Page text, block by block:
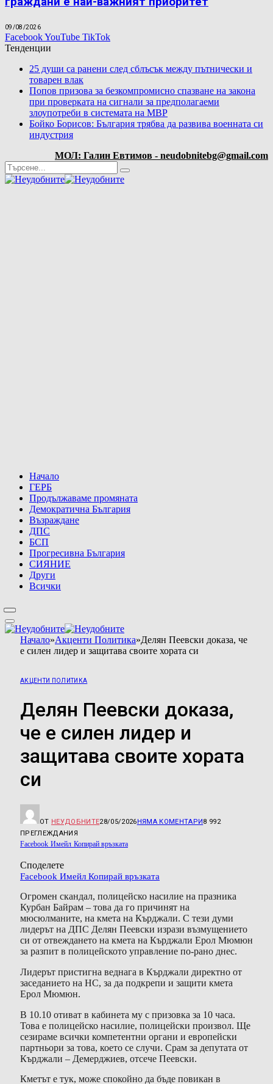
09/08/2026
FacebookYouTube TikTok
Тенденции
25 души са ранени след сблъсък между пътнически и
товарен влак
Попов призова за безкомпромисно спазване на закона
при проверката на сигнали за предполагаеми
злоупотреби в системата на МВР
Бойко Борисов: България трябва да развива военната си
индустрия
МОЛ: Галин Евтимов - neudobnitebg@gmail.com
Начало
ГЕРБ
Продължаваме промяната
Демократична България
Възраждане
ДПС
БСП
Прогресивна България
СИЯНИЕ
Други
Всички
Начало»Акценти Политика»Делян Пеевски доказа, че
е силен лидер и защитава своите хората си
АКЦЕНТИ ПОЛИТИКА
Делян Пеевски доказа,
че е силен лидер и
защитава своите хората
си
ОТ НЕУДОБНИТЕ28/05/2026НЯМА КОМЕНТАРИ8 992
ПРЕГЛЕЖДАНИЯ
Facebook Имейл Копирай връзката
Споделете
Facebook Имейл Копирай връзката
Огромен скандал, полицейско насилие на празника
Курбан Байрам – това да го причинят на
мюсюлманите, на кмета на Кърджали. С тези думи
лидерът на ДПС Делян Пеевски изрази възмущението
си от отвеждането на кмета на Кърджали Ерол Мюмюн
за разпит в полицейското управление по-рано днес.
Лидерът пристигна веднага в Кърджали директно от
заседанието на НС, за да подкрепи и защити кмета
Ерол Мюмюн.
В 10.10 отиват в кабинета му с призовка за 10 часа.
Това е полицейско насилие, полицейски произвол. Ще
сезираме всички компетентни органи и европейски
партньори за това, което се случи. Срам за депутата от
Кърджали – Демерджиев, отсече Пеевски.
Кметът е тук, може спокойно да бъде повикан в